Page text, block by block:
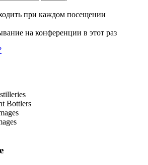
при каждом посещении
на конференции в этот раз
Bottlers